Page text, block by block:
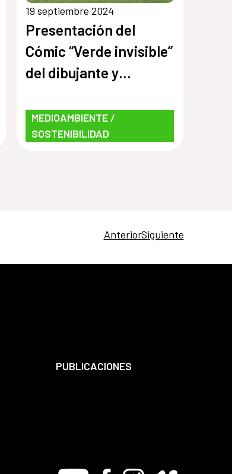
19 septiembre 2024
Presentación del
Cómic “Verde invisible”
del dibujante y
Emilio Fonseca
MEDIOAMBIENTE /
SOSTENIBILIDAD
AnteriorSiguiente
PUBLICACIONES